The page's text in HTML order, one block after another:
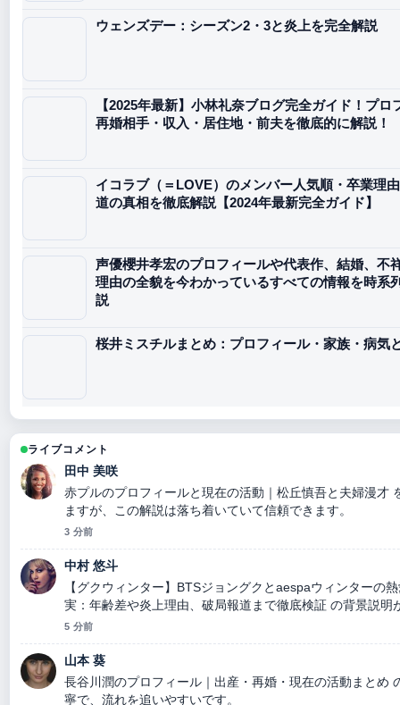
ウェンズデー：シーズン2・3と炎上を完全解説
【2025年最新】小林礼奈ブログ完全ガイド！プロ
再婚相手・収入・居住地・前夫を徹底的に解説！
イコラブ（＝LOVE）のメンバー人気順・卒業理
道の真相を徹底解説【2024年最新完全ガイド】
声優櫻井孝宏のプロフィールや代表作、結婚、不
理由の全貌を今わかっているすべての情報を時系
説
桜井ミスチルまとめ：プロフィール・家族・病気
ライブコメント
田中 美咲
赤プルのプロフィールと現在の活動｜松丘慎吾と夫婦漫才
ますが、この解説は落ち着いていて信頼できます。
3 分前
中村 悠斗
【グクウィンター】BTSジョングクとaespaウィンターの
実：年齢差や炎上理由、破局報道まで徹底検証 の背景説明
す。ライブ更新を続けてください。
5 分前
山本 葵
長谷川潤のプロフィール｜出産・再婚・現在の活動まとめ
寧で、流れを追いやすいです。